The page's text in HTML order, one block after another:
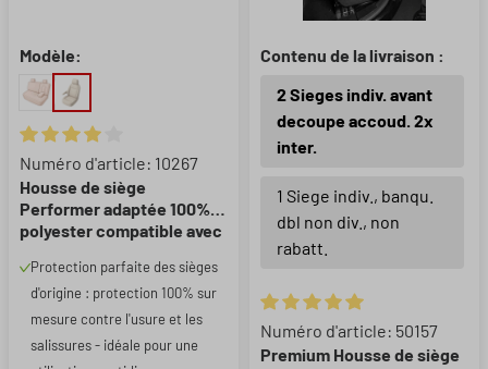
Modèle:
Note moyenne de 4 sur 5 étoiles
Numéro d'article: 10267
Housse de siège
Performer adaptée 100%
polyester compatible avec
siège individuel
conducteur
Protection parfaite des sièges
d'origine : protection 100% sur
mesure contre l'usure et les
salissures - idéale pour une
Contenu de la livraison :
2 Sieges indiv. avant
decoupe accoud. 2x
inter.
1 Siege indiv., banqu.
dbl non div., non
rabatt.
Note moyenne de 5 sur 5
Numéro d'article: 50157
Premium Housse de siège